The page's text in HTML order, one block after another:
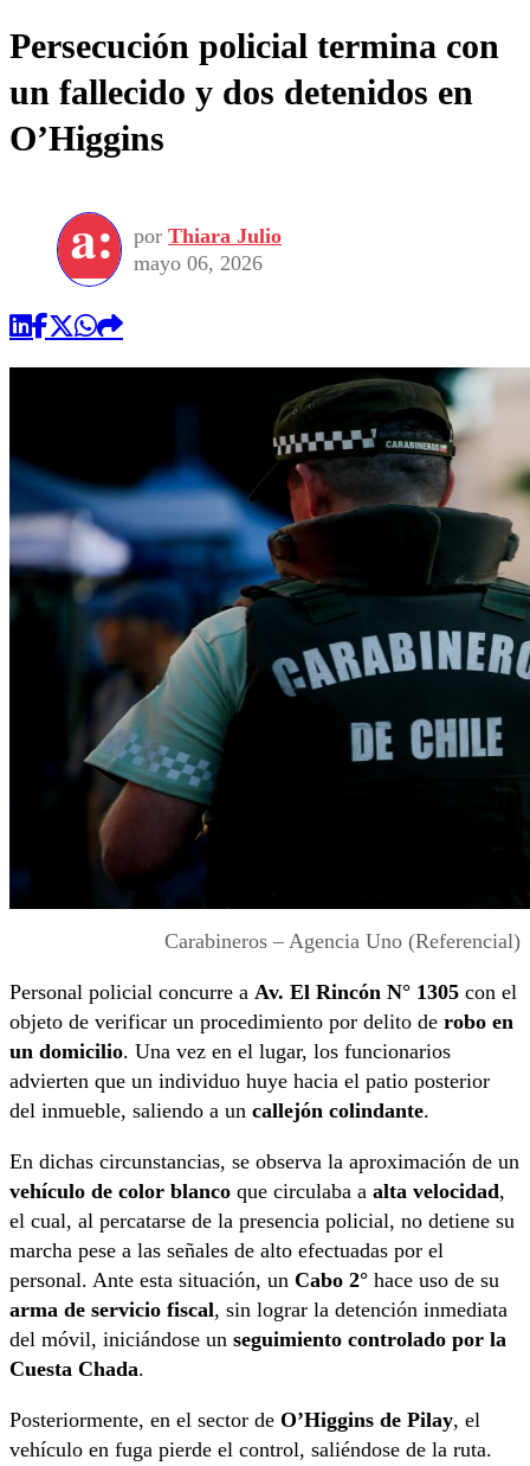
Persecución policial termina con
un fallecido y dos detenidos en
O’Higgins
por Thiara Julio
mayo 06, 2026
Carabineros – Agencia Uno (Referencial)
Personal policial concurre a Av. El Rincón N° 1305 con el
objeto de verificar un procedimiento por delito de robo en
un domicilio. Una vez en el lugar, los funcionarios
advierten que un individuo huye hacia el patio posterior
del inmueble, saliendo a un callejón colindante.
En dichas circunstancias, se observa la aproximación de un
vehículo de color blanco que circulaba a alta velocidad,
el cual, al percatarse de la presencia policial, no detiene su
marcha pese a las señales de alto efectuadas por el
personal. Ante esta situación, un Cabo 2° hace uso de su
arma de servicio fiscal, sin lograr la detención inmediata
del móvil, iniciándose un seguimiento controlado por la
Cuesta Chada.
Posteriormente, en el sector de O’Higgins de Pilay, el
vehículo en fuga pierde el control, saliéndose de la ruta.